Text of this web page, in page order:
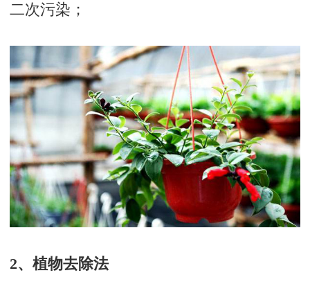
二次污染；
2、植物去除法